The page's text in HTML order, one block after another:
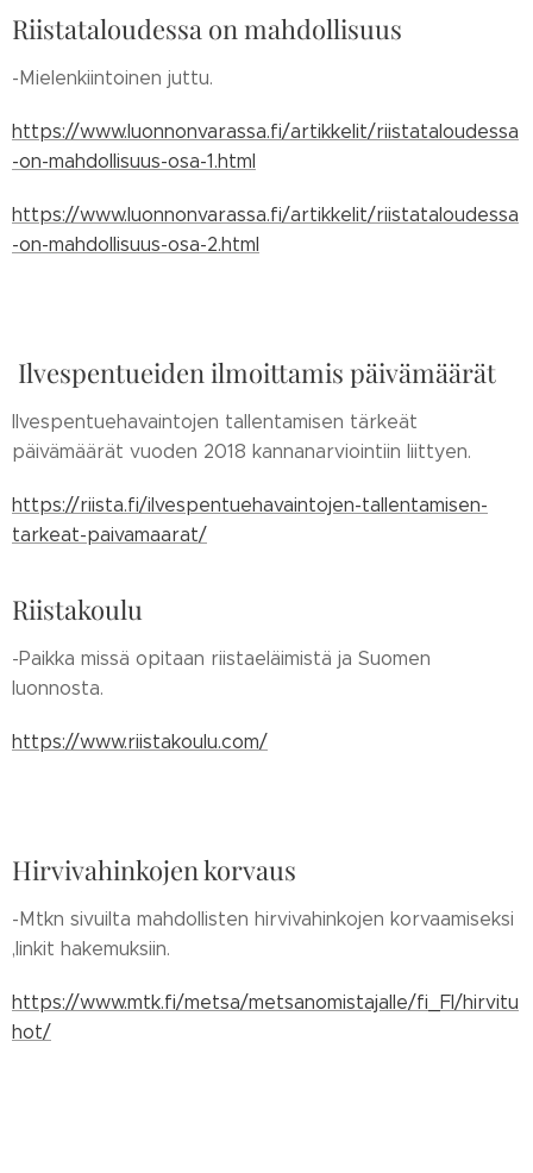
Riistataloudessa on mahdollisuus
-Mielenkiintoinen juttu.
https://www.luonnonvarassa.fi/artikkelit/riistataloudessa
-on-mahdollisuus-osa-1.html
https://www.luonnonvarassa.fi/artikkelit/riistataloudessa
-on-mahdollisuus-osa-2.html
Ilvespentueiden ilmoittamis päivämäärät
Ilvespentuehavaintojen tallentamisen tärkeät
päivämäärät vuoden 2018 kannanarviointiin liittyen.
https://riista.fi/ilvespentuehavaintojen-tallentamisen-
tarkeat-paivamaarat/
Riistakoulu
-Paikka missä opitaan riistaeläimistä ja Suomen
luonnosta.
https://www.riistakoulu.com/
Hirvivahinkojen korvaus
-Mtkn sivuilta mahdollisten hirvivahinkojen korvaamiseksi
,linkit hakemuksiin.
https://www.mtk.fi/metsa/metsanomistajalle/fi_FI/hirvitu
hot/